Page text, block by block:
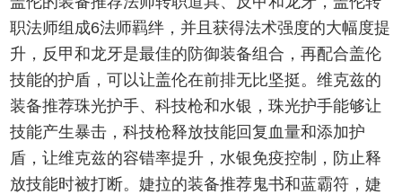
职法师组成6法师羁绊，并且获得法术强度的大幅度提
升，反甲和龙牙是最佳的防御装备组合，再配合盖伦
技能的护盾，可以让盖伦在前排无比坚挺。维克兹的
装备推荐珠光护手、科技枪和水银，珠光护手能够让
技能产生暴击，科技枪释放技能回复血量和添加护
盾，让维克兹的容错率提升，水银免疫控制，防止释
放技能时被打断。婕拉的装备推荐鬼书和蓝霸符，婕